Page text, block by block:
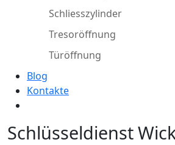
Schliesszylinder
Tresoröffnung
Türöffnung
Blog
Kontakte
Schlüsseldienst